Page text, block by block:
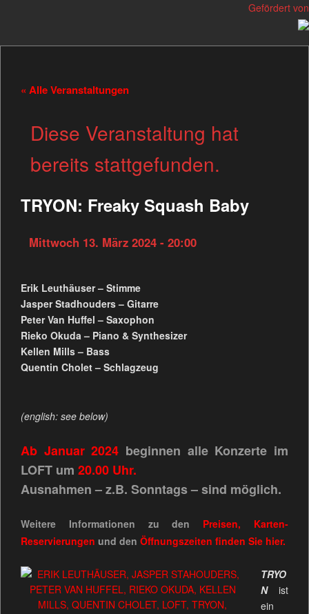
Gefördert von
« Alle Veranstaltungen
Diese Veranstaltung hat
bereits stattgefunden.
TRYON: Freaky Squash Baby
Mittwoch 13. März 2024 - 20:00
Erik Leuthäuser – Stimme
Jasper Stadhouders – Gitarre
Peter Van Huffel – Saxophon
Rieko Okuda – Piano & Synthesizer
Kellen Mills – Bass
Quentin Cholet – Schlagzeug
(english: see below)
Ab Januar 2024 beginnen alle Konzerte im
LOFT um 20.00 Uhr.
Ausnahmen – z.B. Sonntags – sind möglich.
Weitere Informationen zu den Preisen, Karten-
Reservierungen und den Öffnungszeiten finden Sie hier.
TRYO
N
ist
ein